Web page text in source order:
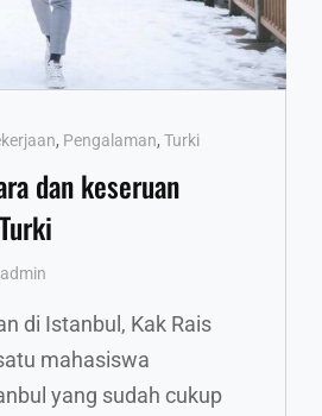
, Pengalaman, Turki
dan keseruan
admin
di Istanbul, Kak Rais
mahasiswa
yang sudah cukup